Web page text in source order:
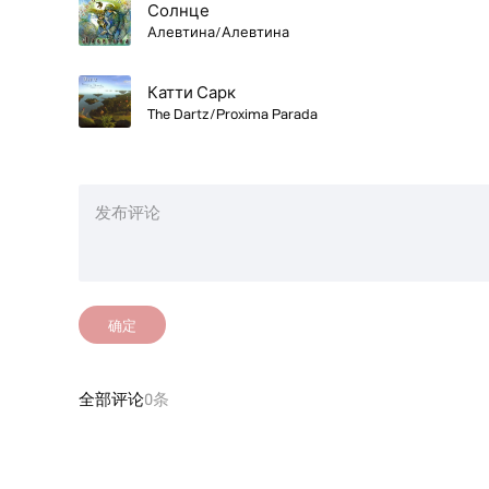
Солнце
Алевтина/Алевтина
Катти Сарк
The Dartz/Proxima Parada
确定
全部评论0条